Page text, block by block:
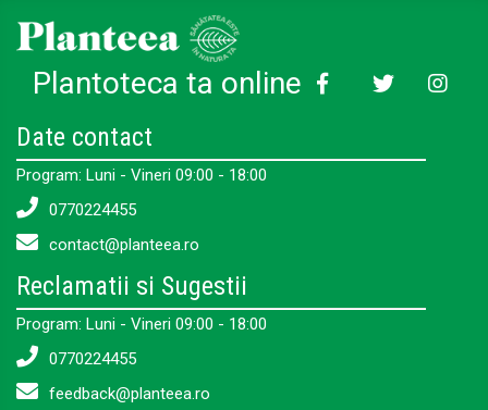
Plantoteca ta online
Date contact
Program: Luni - Vineri 09:00 - 18:00
0770224455
contact@planteea.ro
Reclamatii si Sugestii
Program: Luni - Vineri 09:00 - 18:00
0770224455
feedback@planteea.ro